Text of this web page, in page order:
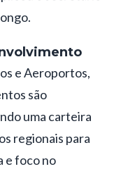
e Aeroportos,
são
uma carteira
regionais para
e foco no